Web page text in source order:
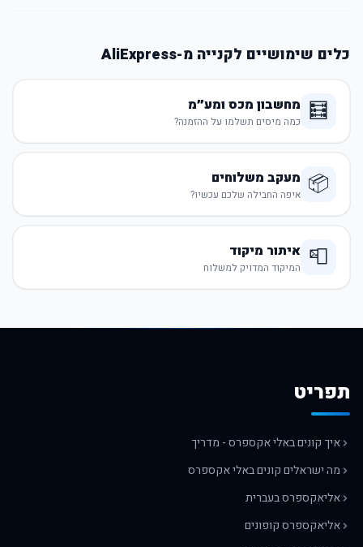
כלים שימושיים לקנייה מ-AliExpress
🧮 מחשבון מכס ומע״מ
כמה מיסים תשלמו על ההזמנה?
📦 מעקב משלוחים
איפה החבילה שלכם עכשיו?
📮 איתור מיקוד
המיקוד המדויק למשלוח
תפריט
איך קונים באלי אקספרס - מדריך
מה ישראלים קונים באלי אקספרס
אליאקספרס בעברית
אליאקספרס קופונים